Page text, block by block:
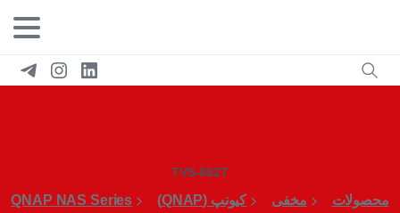
TVS-882T
محصولات مخفی کیونپ (QNAP)
QNAP NAS Series